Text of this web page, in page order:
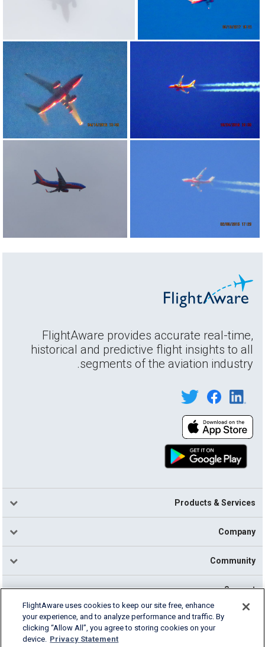
FlightAware provides accurate real-time,
historical and predictive flight insights to all
segments of the aviation industry.
Products & Services
Company
Community
Support
FlightAware uses cookies to keep our site free, enhance
your experience, and to analyze performance and traffic. By
clicking “Allow All”, you agree to storing cookies on your
device. Privacy Statement